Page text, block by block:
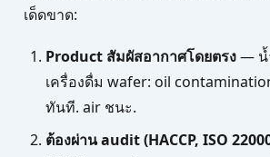
เด็ดขาด:
Product สัมผัสอากาศโดยตรง— น้
เครื่องดื่ม wafer: oil
ทันที. air ชนะ.
ต้องผ่าน audit (HACCP, ISO